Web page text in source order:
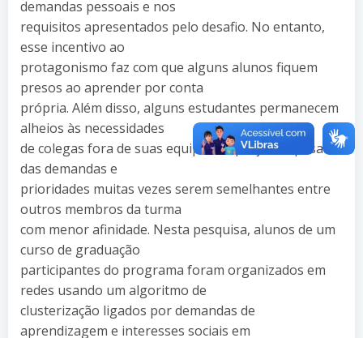
demandas pessoais e nos
requisitos apresentados pelo desafio. No entanto,
esse incentivo ao
protagonismo faz com que alguns alunos fiquem
presos ao aprender por conta
própria. Além disso, alguns estudantes permanecem
alheios às necessidades
de colegas fora de suas equipes de projeto, apesar
das demandas e
prioridades muitas vezes serem semelhantes entre
outros membros da turma
com menor afinidade. Nesta pesquisa, alunos de um
curso de graduação
participantes do programa foram organizados em
redes usando um algoritmo de
clusterização ligados por demandas de
aprendizagem e interesses sociais em